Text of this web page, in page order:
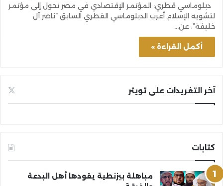
دبلوماسي قطري: المؤتمر الإقتصادي في مصر تحول إلى مؤتمر
لتشويه الإسلام أعرب الدبلوماسي القطري السابق “ناصر آل
خليفة”، عن…
أكمل القراءة »
آخر التغريدات على تويتر
كتابات
مباهلة بيزنطية يقودها أهل البدعة